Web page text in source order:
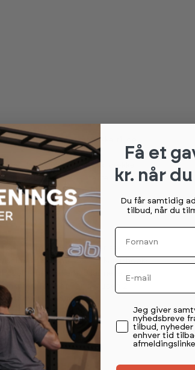
effekt, men ikke til de
hvis gulvet ikke skal dække
gør rengøringen lettere.
112 cm, hvilket gør det særdeles
højde på 155 cm kan j-hooks
Sikkerhedsarmene er 38
Rack’et har desuden 2
mellem sættene.
Få et
kr. når
Du får samtidig
tilbud, når du
Fornavn
Email
Permission tekst
Jeg giver
nyhedsbreve
tilbud,
enhver tid